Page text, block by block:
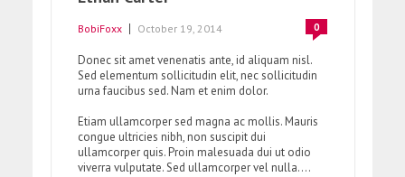
BobiFoxx October 19, 2014 0
Donec sit amet venenatis ante, id aliquam nisl.
Sed elementum sollicitudin elit, nec sollicitudin
urna faucibus sed. Nam et enim dolor.
Etiam ullamcorper sed magna ac mollis. Mauris
congue ultricies nibh, non suscipit dui
ullamcorper quis. Proin malesuada dui ut odio
viverra vulputate. Sed ullamcorper vel nulla....